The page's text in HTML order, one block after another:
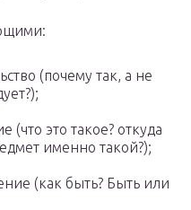
(почему так, а не
(что это такое? откуда
именно такой?);
(как быть? Быть или